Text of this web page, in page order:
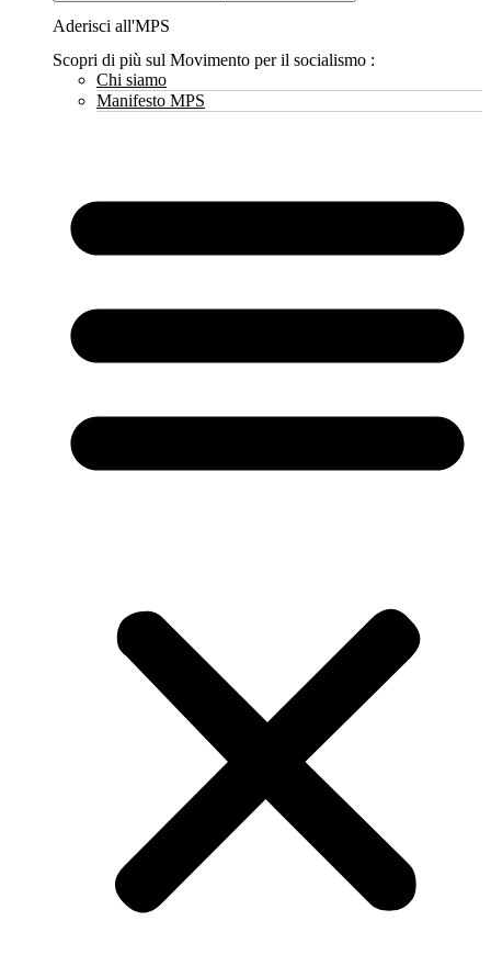
Aderisci all'MPS
Scopri di più sul Movimento per il socialismo :
Chi siamo
Manifesto MPS